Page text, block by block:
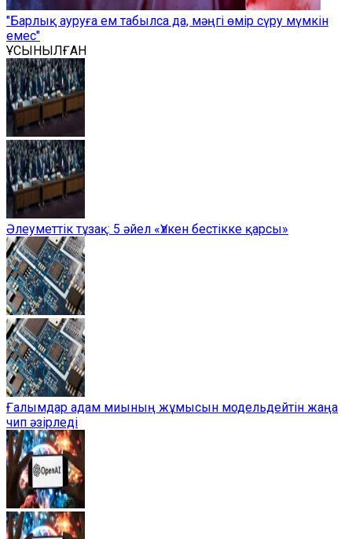
"Барлық ауруға ем табылса да, мәңгі өмір сүру мүмкін
емес"
ҰСЫНЫЛҒАН
Әлеуметтік тұзақ: 5 әйел «Үлкен бестікке қарсы»
Ғалымдар адам миының жұмысын модельдейтін жаңа
чип әзірледі